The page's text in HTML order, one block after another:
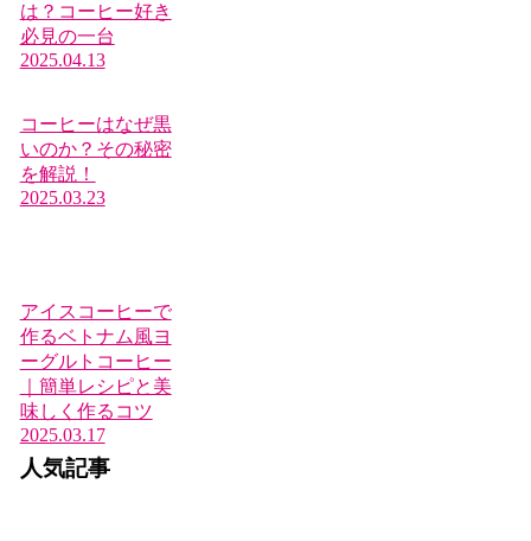
は？コーヒー好き
必見の一台
2025.04.13
コーヒーはなぜ黒
いのか？その秘密
を解説！
2025.03.23
アイスコーヒーで
作るベトナム風ヨ
ーグルトコーヒー
｜簡単レシピと美
味しく作るコツ
2025.03.17
人気記事